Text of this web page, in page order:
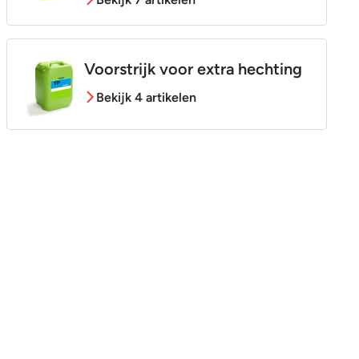
Voorstrijk voor extra hechting
Bekijk 4 artikelen